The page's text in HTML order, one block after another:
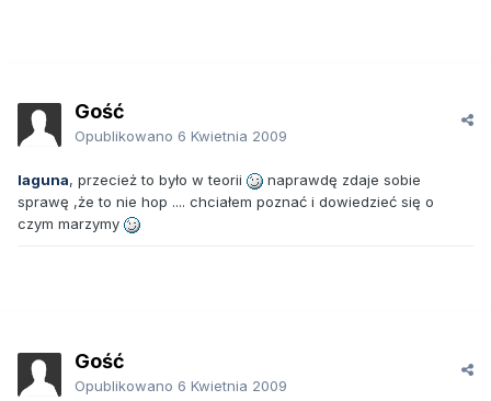
Gość
Opublikowano 6 Kwietnia 2009
laguna, przecież to było w teorii
naprawdę zdaje sobie
sprawę ,że to nie hop .... chciałem poznać i dowiedzieć się o
czym marzymy
Gość
Opublikowano 6 Kwietnia 2009